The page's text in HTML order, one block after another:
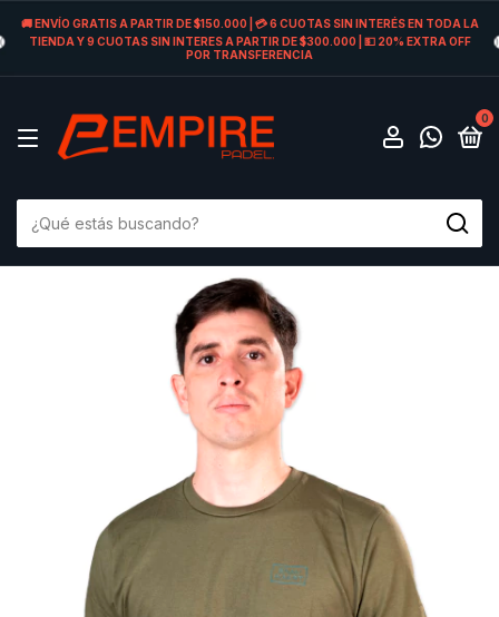
🚚 ENVÍO GRATIS A PARTIR DE $150.000 | 💳 6 CUOTAS SIN INTERÉS EN TODA LA
TIENDA Y 9 CUOTAS SIN INTERES A PARTIR DE $300.000 | 💵 20% EXTRA OFF
POR TRANSFERENCIA
0